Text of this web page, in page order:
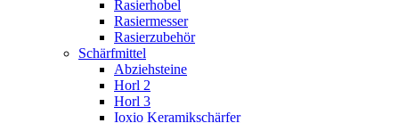
Rasierhobel
Rasiermesser
Rasierzubehör
Schärfmittel
Abziehsteine
Horl 2
Horl 3
Ioxio Keramikschärfer